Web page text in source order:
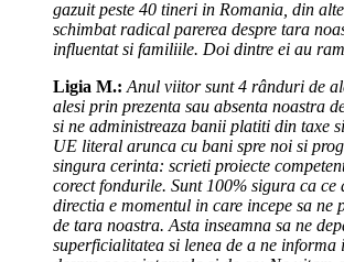
gazuit peste 40 tineri in Romania, din
schimbat radical parerea despre tara
influentat si familiile. Doi dintre ei au
Ligia M.: Anul viitor sunt 4 rânduri de
alesi prin prezenta sau absenta noastra
si ne administreaza banii platiti din taxe
UE literal arunca cu bani spre noi si
singura cerinta: scrieti proiecte
corect fondurile. Sunt 100% sigura ca ce
directia e momentul in care incepe sa ne
de tara noastra. Asta inseamna sa ne
superficialitatea si lenea de a ne informa